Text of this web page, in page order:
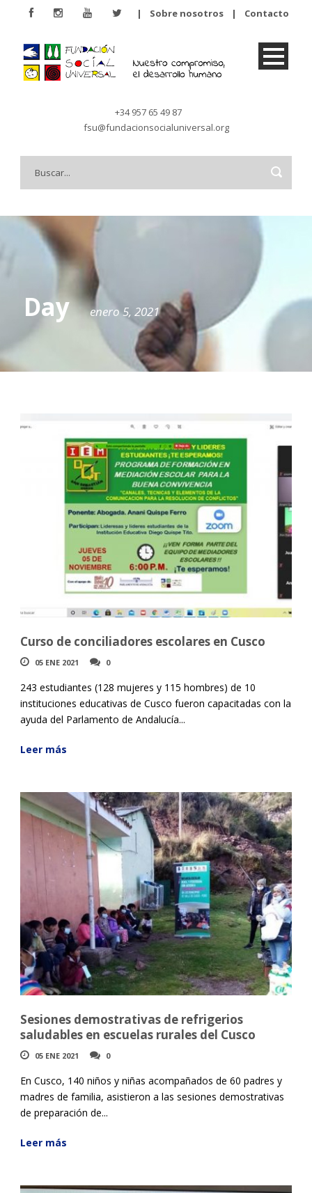
| Sobre nosotros | Contacto
+34 957 65 49 87
fsu@fundacionsocialuniversal.org
Day enero 5, 2021
Curso de conciliadores escolares en Cusco
05 ENE 2021 0
243 estudiantes (128 mujeres y 115 hombres) de 10
instituciones educativas de Cusco fueron capacitadas con la
ayuda del Parlamento de Andalucía...
Leer más
Sesiones demostrativas de refrigerios
saludables en escuelas rurales del Cusco
05 ENE 2021 0
En Cusco, 140 niños y niñas acompañados de 60 padres y
madres de familia, asistieron a las sesiones demostrativas
de preparación de...
Leer más